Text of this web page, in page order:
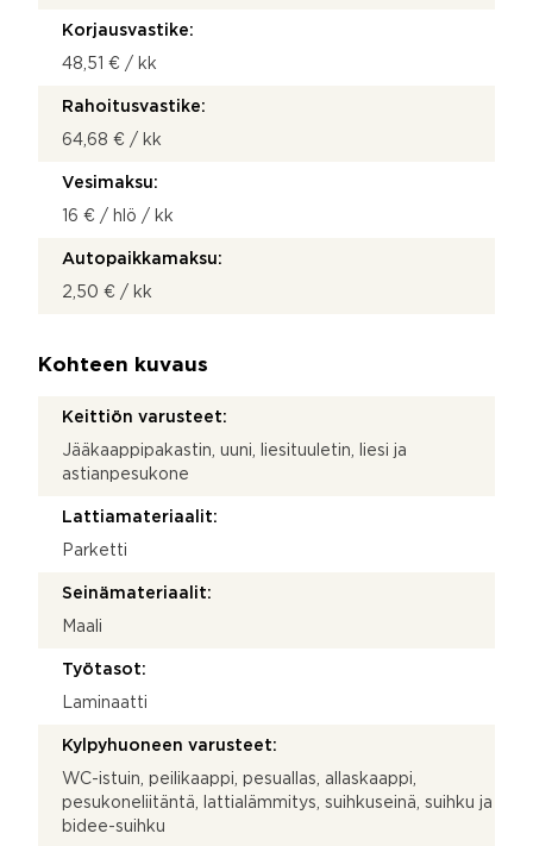
Korjausvastike:
48,51 € / kk
Rahoitusvastike:
64,68 € / kk
Vesimaksu:
16 € / hlö / kk
Autopaikkamaksu:
2,50 € / kk
Kohteen kuvaus
Keittiön varusteet:
Jääkaappipakastin, uuni, liesituuletin, liesi ja
astianpesukone
Lattiamateriaalit:
Parketti
Seinämateriaalit:
Maali
Työtasot:
Laminaatti
Kylpyhuoneen varusteet:
WC-istuin, peilikaappi, pesuallas, allaskaappi,
pesukoneliitäntä, lattialämmitys, suihkuseinä, suihku ja
bidee-suihku